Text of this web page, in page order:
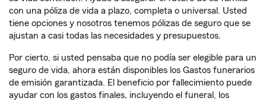
con una póliza de vida a plazo, completa o universal. Usted
tiene opciones y nosotros tenemos pólizas de seguro que se
ajustan a casi todas las necesidades y presupuestos.
Por cierto, si usted pensaba que no podía ser elegible para un
seguro de vida, ahora están disponibles los Gastos funerarios
de emisión garantizada. El beneficio por fallecimiento puede
ayudar con los gastos finales, incluyendo el funeral, los